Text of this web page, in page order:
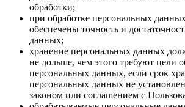
обработки;
при обработке персональных
обеспечены точность и
данных;
хранение персональных данных
не дольше, чем этого требуют цели
персональных данных, если срок
персональных данных не
законом или соглашением с